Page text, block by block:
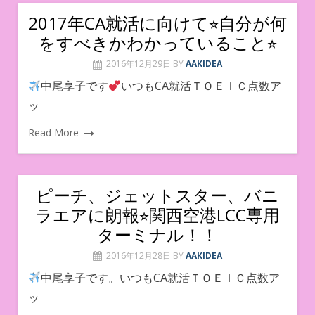
2017年CA就活に向けて⭐︎自分が何
をすべきかわかっていること⭐︎
2016年12月29日 BYAAKIDEA
中尾享子です
いつもCA就活ＴＯＥＩＣ点数ア
ッ
Read More
ピーチ、ジェットスター、バニ
ラエアに朗報⭐︎関西空港LCC専用
ターミナル！！
2016年12月28日 BYAAKIDEA
中尾享子です。いつもCA就活ＴＯＥＩＣ点数ア
ッ